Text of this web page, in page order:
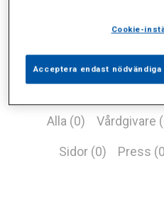
Alla (0) Vårdgivare
Sidor (0) Press
Cookie-
Acceptera endast nödvändiga